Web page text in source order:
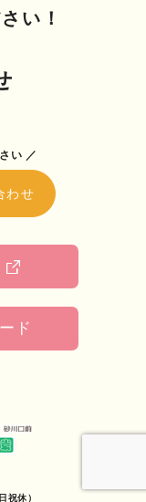
い！
い ／
わせ
ド
祝休）